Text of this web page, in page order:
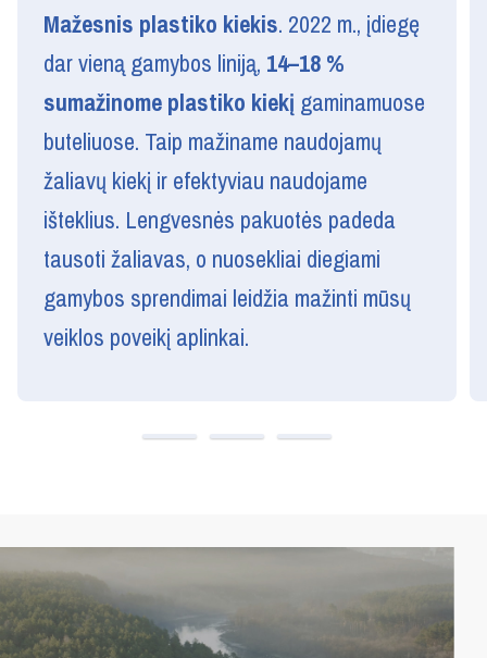
Mažesnis plastiko kiekis. 2022 m., įdiegę
dar vieną gamybos liniją,14–18 %
sumažinome plastiko kiekįgaminamuose
buteliuose. Taip mažiname naudojamų
žaliavų kiekį ir efektyviau naudojame
išteklius. Lengvesnės pakuotės padeda
tausoti žaliavas, o nuosekliai diegiami
gamybos sprendimai leidžia mažinti mūsų
veiklos poveikį aplinkai.